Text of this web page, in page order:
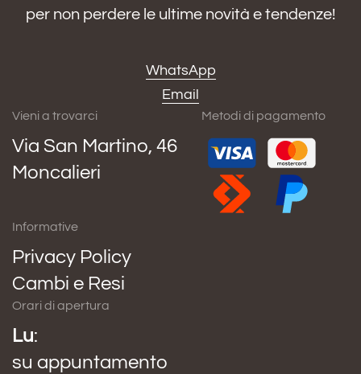
per non perdere le ultime novità e tendenze!
WhatsApp
Email
Vieni a trovarci
Via San Martino, 46
Moncalieri
Metodi di pagamento
Informative
Privacy Policy
Cambi e Resi
Orari di apertura
Lu:
su appuntamento